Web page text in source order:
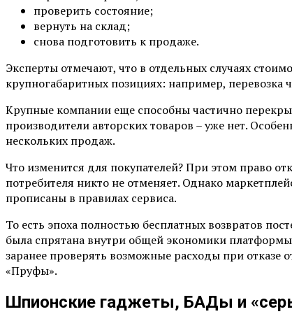
проверить состояние;
вернуть на склад;
снова подготовить к продаже.
Эксперты отмечают, что в отдельных случаях
крупногабаритных позициях: например, перевозка
Крупные компании еще способны частично
производители авторских товаров – уже нет.
нескольких продаж.
Что изменится для покупателей? При этом право
потребителя никто не отменяет. Однако
прописаны в правилах сервиса.
То есть эпоха полностью бесплатных возвратов
была спрятана внутри общей экономики
заранее проверять возможные расходы при отказе
«Пруфы».
Шпионские гаджеты, БАДы и